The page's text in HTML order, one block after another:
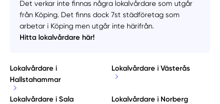
Det verkar inte finnas några lokalvårdare som utgår
från Köping. Det finns dock 7st städföretag som
arbetar i Köping men utgår inte härifrån.
Hitta lokalvårdare här!
Lokalvårdare i
Hallstahammar
Lokalvårdare i Västerås
Lokalvårdare i Sala Lokalvårdare i Norberg